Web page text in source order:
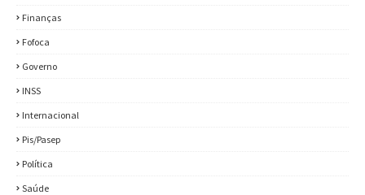
Finanças
Fofoca
Governo
INSS
Internacional
Pis/Pasep
Política
Saúde